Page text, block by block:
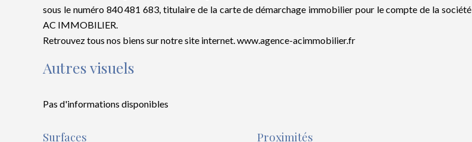
sous le numéro 840 481 683, titulaire de la carte de démarchage immobilier pour le compte de la société
AC IMMOBILIER.
Retrouvez tous nos biens sur notre site internet. www.agence-acimmobilier.fr
Autres visuels
Pas d'informations disponibles
Surfaces Proximités